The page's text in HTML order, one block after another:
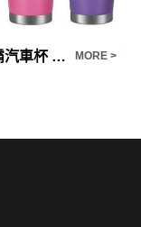
禮品客製推薦 304不銹鋼20oz噴塑冰霸汽車杯 戶外啤酒飲料保溫冷杯激光logo MORE >